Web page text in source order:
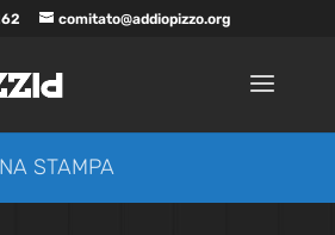
comitato@addiopizzo.org
STAMPA